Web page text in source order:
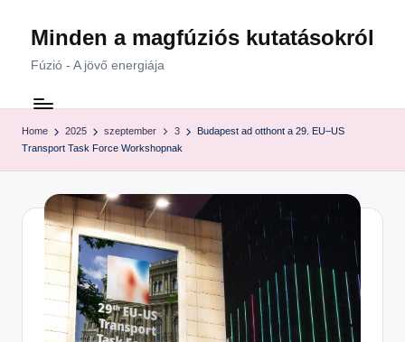
Minden a magfúziós kutatásokról
Fúzió - A jövő energiája
Home 2025 szeptember 3
Budapest ad otthont a 29. EU–US
Transport Task Force Workshopnak